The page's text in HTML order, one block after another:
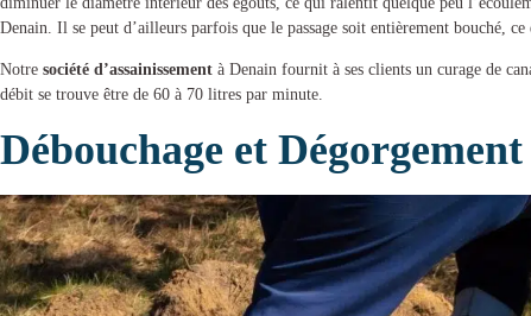
Denain . Il se peut d’ailleurs parfois que le passage soit entièrement bouché,
Notre société d’assainissement à Denain fournit à ses clients un curage de
débit se trouve être de 60 à 70 litres par minute.
Débouchage et Dégorgement